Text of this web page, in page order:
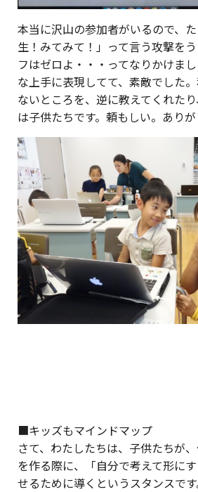
本当に沢山の参加者がいるので、
生！みてみて！」って言う攻撃を
フはゼロよ・・・ってなりかけま
な上手に表現してて、素敵でした
ないところを、逆に教えてくれた
は子供たちです。頼もしい。ありが
■キッズもマインドマップ
さて、わたしたちは、子供たちが
を作る際に、「自分で考えて形に
せるために導くというスタンスです